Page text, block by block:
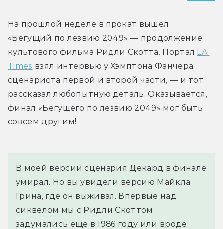
На прошлой неделе в прокат вышел
«Бегущий по лезвию 2049» — продолжение
культового фильма Ридли Скотта. Портал LA
Times взял интервью у Хэмптона Фанчера,
сценариста первой и второй части, — и тот
рассказал любопытную деталь. Оказывается,
финал «Бегущего по лезвию 2049» мог быть
совсем другим!
В моей версии сценария Декард в финале
умирал. Но вы увидели версию Майкла
Грина, где он выживал. Впервые над
сиквелом мы с Ридли Скоттом
задумались ещё в 1986 году или вроде